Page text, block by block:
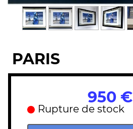
PARIS
950 €
Rupture de stock